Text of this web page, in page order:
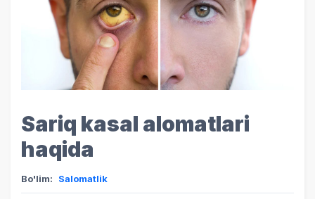
Sariq kasal alomatlari
haqida
Bo'lim: Salomatlik